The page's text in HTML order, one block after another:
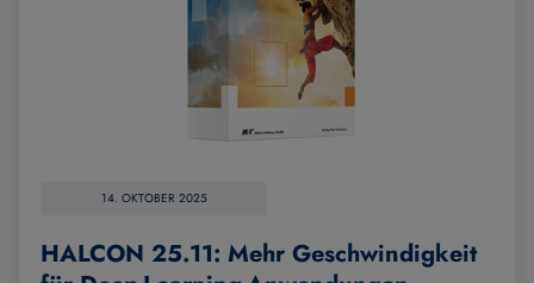
14. OKTOBER 2025
HALCON 25.11: Mehr Geschwindigkeit